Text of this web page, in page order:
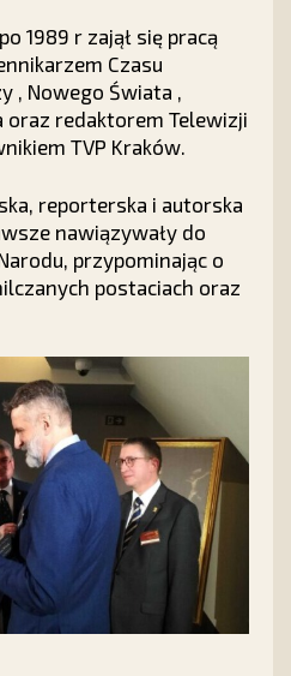
1989 r zajął się pracą
Czasu
, Nowego Świata ,
oraz redaktorem Telewizji
TVP Kraków.
reporterska i autorska
nawiązywały do
przypominając o
postaciach oraz